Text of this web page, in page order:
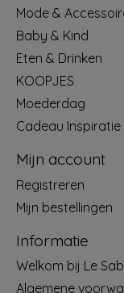
Mode &
Baby & Kind
Eten & Drinken
KOOPJES
Moederdag
Cadeau Inspiratie
Mijn account
Registreren
Mijn bestellingen
Informatie
Welkom bij Le
Algemene